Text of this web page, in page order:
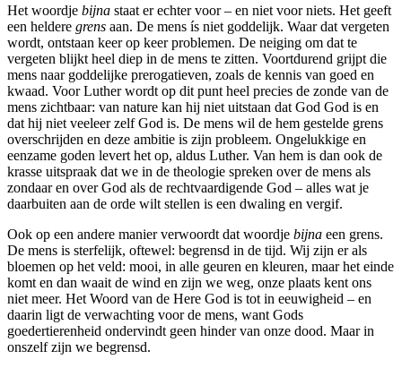
Het woordje bijna staat er echter voor – en niet voor niets. Het geeft
een heldere grens aan. De mens ís niet goddelijk. Waar dat vergeten
wordt, ontstaan keer op keer problemen. De neiging om dat te
vergeten blijkt heel diep in de mens te zitten. Voortdurend grijpt die
mens naar goddelijke prerogatieven, zoals de kennis van goed en
kwaad. Voor Luther wordt op dit punt heel precies de zonde van de
mens zichtbaar: van nature kan hij niet uitstaan dat God God is en
dat hij niet veeleer zelf God is. De mens wil de hem gestelde grens
overschrijden en deze ambitie is zijn probleem. Ongelukkige en
eenzame goden levert het op, aldus Luther. Van hem is dan ook de
krasse uitspraak dat we in de theologie spreken over de mens als
zondaar en over God als de rechtvaardigende God – alles wat je
daarbuiten aan de orde wilt stellen is een dwaling en vergif.
Ook op een andere manier verwoordt dat woordje bijna een grens.
De mens is sterfelijk, oftewel: begrensd in de tijd. Wij zijn er als
bloemen op het veld: mooi, in alle geuren en kleuren, maar het einde
komt en dan waait de wind en zijn we weg, onze plaats kent ons
niet meer. Het Woord van de Here God is tot in eeuwigheid – en
daarin ligt de verwachting voor de mens, want Gods
goedertierenheid ondervindt geen hinder van onze dood. Maar in
onszelf zijn we begrensd.